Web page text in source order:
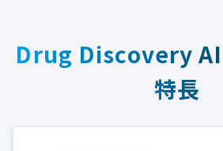
Drug Discovery
特長